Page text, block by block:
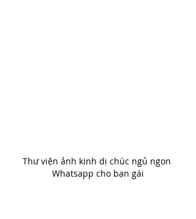
Thư viện ảnh kinh dị chúc ngủ ngon
Whatsapp cho bạn gái